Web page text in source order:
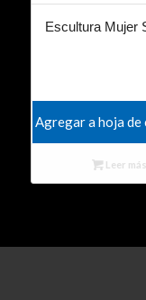
Escultura Mujer
Agregar a hoja
Leer más